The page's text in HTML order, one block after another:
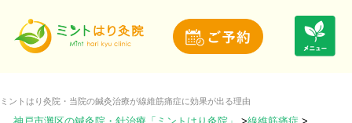
ミントはり灸院・当院の鍼灸治療が線維筋痛症に効果が出る理由